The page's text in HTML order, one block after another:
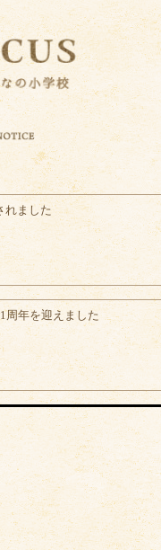
れました
周年を迎えました